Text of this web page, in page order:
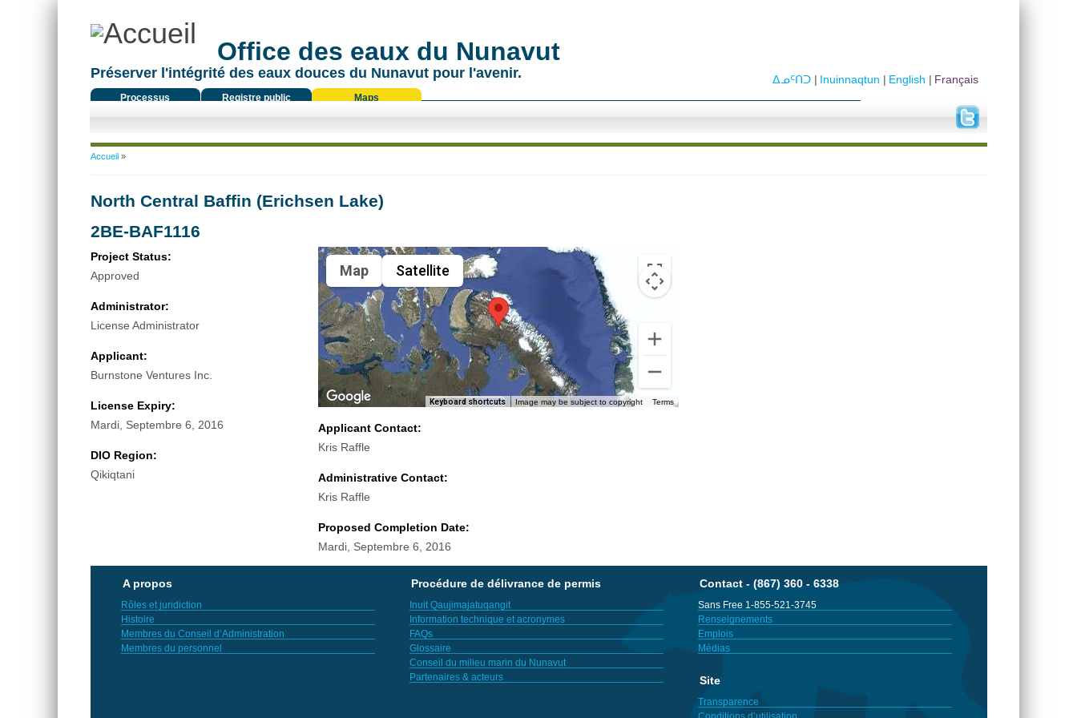
Office des eaux du Nunavut
Préserver l'intégrité des eaux douces du Nunavut pour l'avenir.
Processus
Registre public Maps
Français
English
Inuinnaqtun
ᐃᓄᑦᑎᑐ
Vous êtes ici
Accueil»
North Central Baffin (Erichsen Lake)
2BE-BAF1116
Project Status:
Approved
Administrator:
License Administrator
Applicant:
Burnstone Ventures Inc.
License Expiry:
Mardi, Septembre 6, 2016
DIO Region:
Qikiqtani
Map Satellite
Keyboard shortcuts Image may be subject to copyright Terms
Applicant Contact:
Kris Raffle
Administrative Contact:
Kris Raffle
Proposed Completion Date:
Mardi, Septembre 6, 2016
A propos
Rôles et juridiction
Histoire
Membres du Conseil d’Administration
Membres du personnel
Procédure de délivrance de permis
Inuit Qaujimajatuqangit
Information technique et acronymes
FAQs
Glossaire
Conseil du milieu marin du Nunavut
Partenaires & acteurs
Contact - (867) 360 - 6338
Sans Free 1-855-521-3745
Renseignements
Emplois
Médias
Site
Transparence